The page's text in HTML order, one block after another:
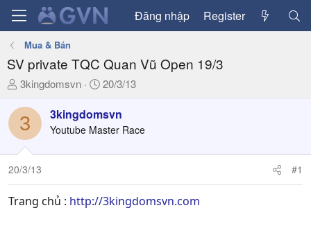
Đăng nhập Register
Mua & Bán
SV private TQC Quan Vũ Open 19/3
T
r
e
a
d
s
t
a
3kingdomsvn
N
à
y
ử
20/3/13
3 3kingdomsvn
Youtube Master Race
20/3/13 #1
Trang chủ : http://3kingdomsvn.com